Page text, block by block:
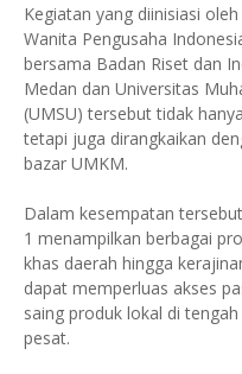
Kegiatan yang diinisiasi
Wanita Pengusaha
bersama Badan Riset dan
Medan dan Universitas
(UMSU) tersebut tidak
tetapi juga dirangkaikan
bazar UMKM.
Dalam kesempatan
1 menampilkan berbagai
khas daerah hingga
dapat memperluas akses
saing produk lokal di
pesat.